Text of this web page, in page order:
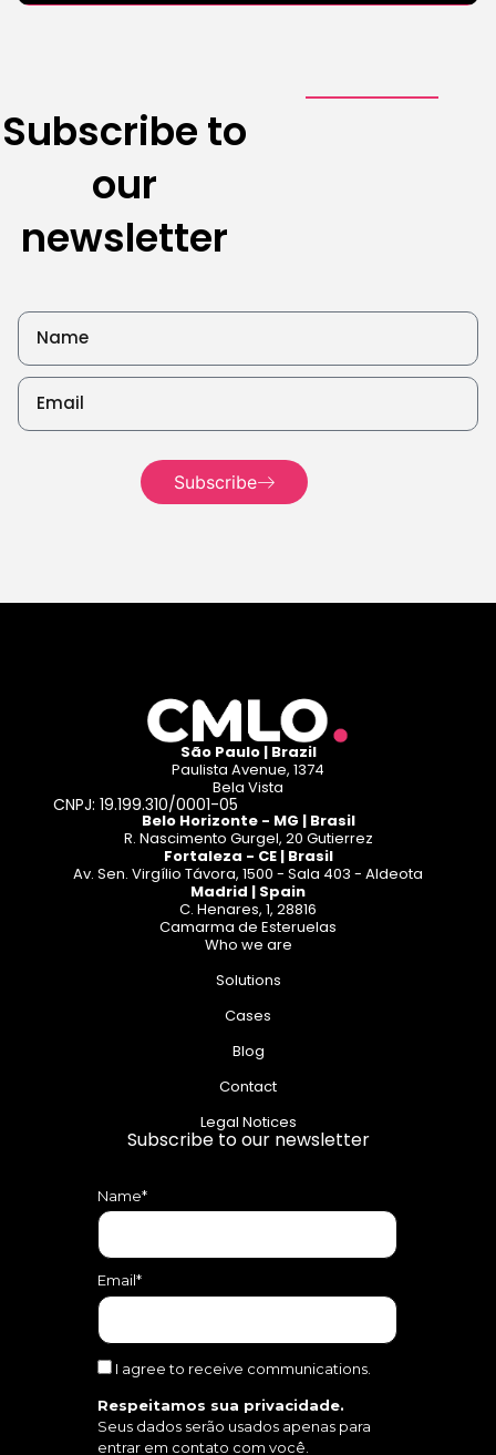
3 de August de
2026
Subscribe to
our
newsletter
Subscribe
São Paulo | Brazil
Paulista Avenue, 1374
Bela Vista
CNPJ: 19.199.310/0001-05
Belo Horizonte - MG | Brasil
R. Nascimento Gurgel, 20 Gutierrez
Fortaleza - CE | Brasil
Av. Sen. Virgílio Távora, 1500 - Sala 403 - Aldeota
Madrid | Spain
C. Henares, 1, 28816
Camarma de Esteruelas
Who we are
Solutions
Cases
Blog
Contact
Legal Notices
Subscribe to our newsletter
Name*
Email*
I agree to receive communications.
Respeitamos sua privacidade.
Seus dados serão usados apenas para
entrar em contato com você.